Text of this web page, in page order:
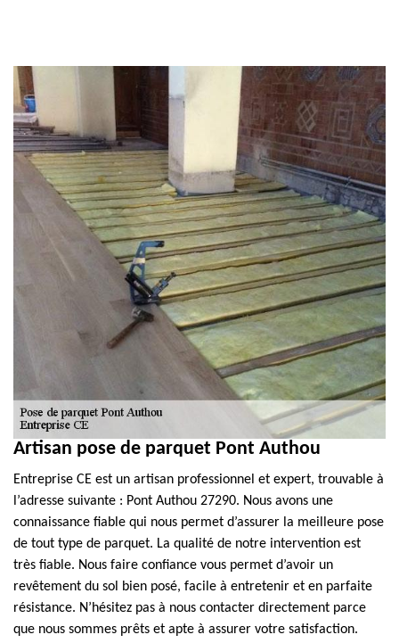
Artisan pose de parquet Pont Authou
Entreprise CE est un artisan professionnel et expert, trouvable à
l’adresse suivante : Pont Authou 27290. Nous avons une
connaissance fiable qui nous permet d’assurer la meilleure pose
de tout type de parquet. La qualité de notre intervention est
très fiable. Nous faire confiance vous permet d’avoir un
revêtement du sol bien posé, facile à entretenir et en parfaite
résistance. N’hésitez pas à nous contacter directement parce
que nous sommes prêts et apte à assurer votre satisfaction.